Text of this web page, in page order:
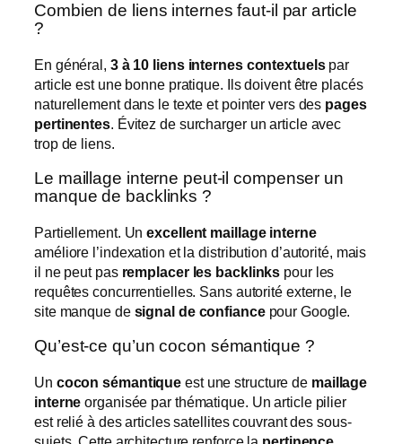
Combien de liens internes faut-il par article
?
En général, 3 à 10 liens internes contextuelspar
article est une bonne pratique. Ils doivent être placés
naturellement dans le texte et pointer vers des pages
pertinentes. Évitez de surcharger un article avec
trop de liens.
Le maillage interne peut-il compenser un
manque de backlinks ?
Partiellement. Unexcellent maillage interne
améliore l’indexation et la distribution d’autorité, mais
il ne peut pas remplacer les backlinks pour les
requêtes concurrentielles. Sans autorité externe, le
site manque de signal de confiancepour Google.
Qu’est-ce qu’un cocon sémantique ?
Un cocon sémantique est une structure de maillage
interne organisée par thématique. Un article pilier
est relié à des articles satellites couvrant des sous-